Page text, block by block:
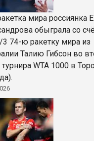
мира россиянка
обыграла со
74-ю ракетку мира из
Талию Гибсон во
турнира WTA 1000 в